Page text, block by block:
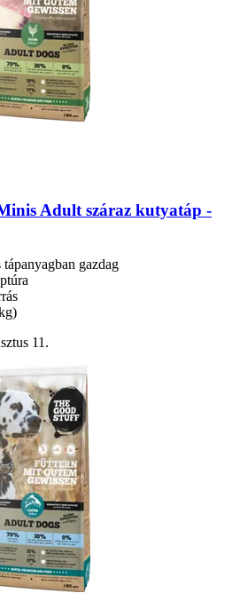
Adult száraz kutyatáp -​
gazdag
11.